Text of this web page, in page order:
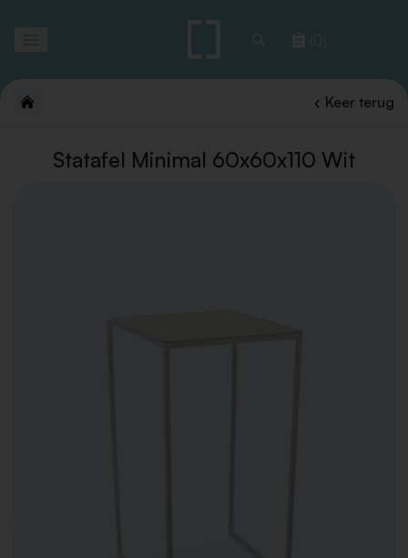
(0)
Keer terug
Statafel Minimal 60x60x110 Wit